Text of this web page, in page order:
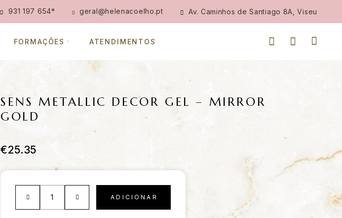
931 197 654* geral@helenacoelho.pt Av. Caminhos de Santiago 8A, Viseu
FORMAÇÕES ATENDIMENTOS
SENS METALLIC DECOR GEL – MIRROR
GOLD
€25.35
ADICIONAR